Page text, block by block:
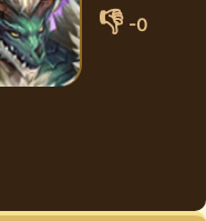
👎 -0